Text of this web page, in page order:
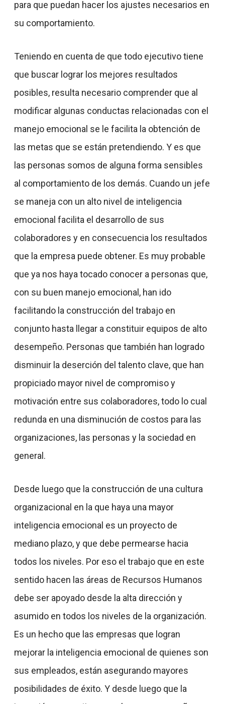
para que puedan hacer los ajustes necesarios en
su comportamiento.
Teniendo en cuenta de que todo ejecutivo tiene
que buscar lograr los mejores resultados
posibles, resulta necesario comprender que al
modificar algunas conductas relacionadas con el
manejo emocional se le facilita la obtención de
las metas que se están pretendiendo. Y es que
las personas somos de alguna forma sensibles
al comportamiento de los demás. Cuando un jefe
se maneja con un alto nivel de inteligencia
emocional facilita el desarrollo de sus
colaboradores y en consecuencia los resultados
que la empresa puede obtener. Es muy probable
que ya nos haya tocado conocer a personas que,
con su buen manejo emocional, han ido
facilitando la construcción del trabajo en
conjunto hasta llegar a constituir equipos de alto
desempeño. Personas que también han logrado
disminuir la deserción del talento clave, que han
propiciado mayor nivel de compromiso y
motivación entre sus colaboradores, todo lo cual
redunda en una disminución de costos para las
organizaciones, las personas y la sociedad en
general.
Desde luego que la construcción de una cultura
organizacional en la que haya una mayor
inteligencia emocional es un proyecto de
mediano plazo, y que debe permearse hacia
todos los niveles. Por eso el trabajo que en este
sentido hacen las áreas de Recursos Humanos
debe ser apoyado desde la alta dirección y
asumido en todos los niveles de la organización.
Es un hecho que las empresas que logran
mejorar la inteligencia emocional de quienes son
sus empleados, están asegurando mayores
posibilidades de éxito. Y desde luego que la